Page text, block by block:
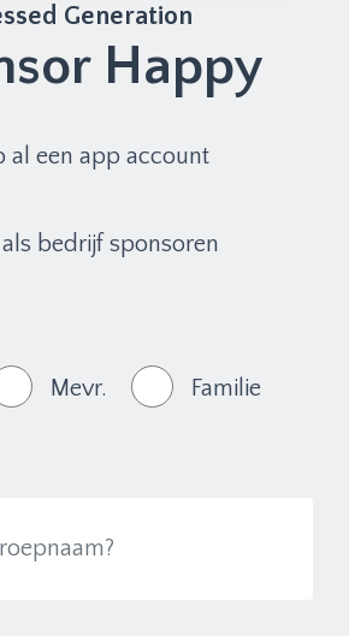
Generation
Happy
al een app account
als bedrijf sponsoren
Mevr. Familie